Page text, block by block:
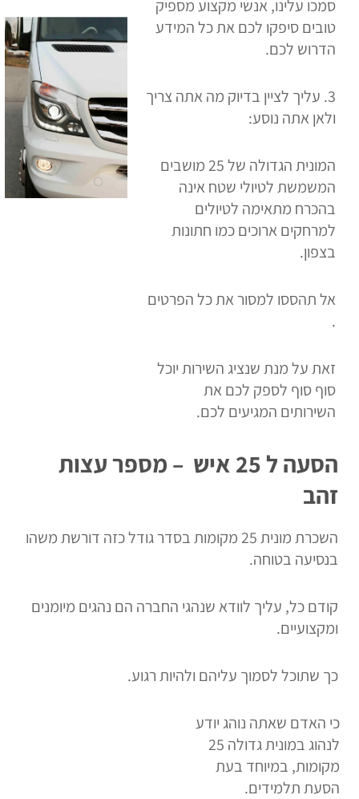
סמכו עלינו, אנשי מקצוע מספיק
טובים סיפקו לכם את כל המידע
הדרוש לכם.
3. עליך לציין בדיוק מה אתה צריך
ולאן אתה נוסע:
המונית הגדולה של 25 מושבים
המשמשת לטיולי שטח אינה
בהכרח מתאימה לטיולים
למרחקים ארוכים כמו חתונות
בצפון.
אל תהססו למסור את כל הפרטים
.
זאת על מנת שנציג השירות יוכל
סוף סוף לספק לכם את
השירותים המגיעים לכם.
הסעה ל 25 איש – מספר עצות
זהב
השכרת מונית 25 מקומות בסדר גודל כזה דורשת משהו
בנסיעה בטוחה.
קודם כל, עליך לוודא שנהגי החברה הם נהגים מיומנים
ומקצועיים.
כך שתוכל לסמוך עליהם ולהיות רגוע.
כי האדם שאתה נוהג יודע
לנהוג במונית גדולה 25
מקומות, במיוחד בעת
הסעת תלמידים.